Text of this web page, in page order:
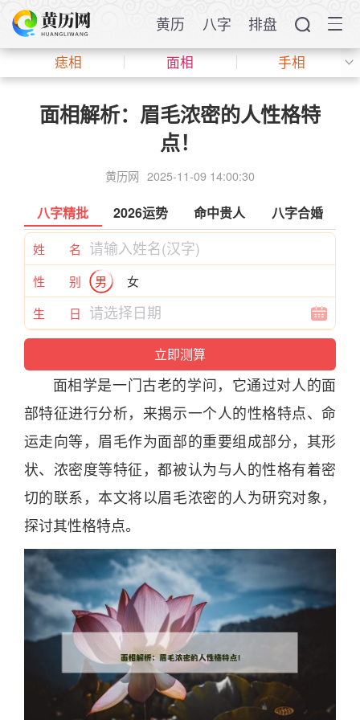
黄历 八字 排盘
痣相 面相 手相
面相解析：眉毛浓密的人性格特
点！
黄历网 2025-11-09 14:00:30
八字精批 2026运势 命中贵人 八字合婚
姓 名
性 别
男
女
生 日
面相学是一门古老的学问，它通过对人的面
部特征进行分析，来揭示一个人的性格特点、命
运走向等，眉毛作为面部的重要组成部分，其形
状、浓密度等特征，都被认为与人的性格有着密
切的联系，本文将以眉毛浓密的人为研究对象，
探讨其性格特点。